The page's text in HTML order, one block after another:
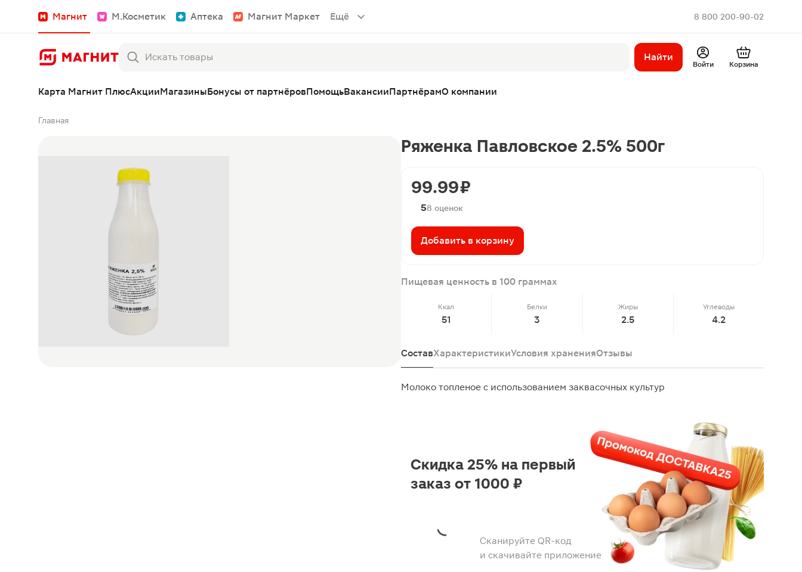
Магнит М.Косметик Аптека Магнит Маркет Ещё 8 800 200-90-02
Найти
Войти Корзина
Карта Магнит ПлюсАкцииМагазиныБонусы от партнёровПомощьВакансииПартнёрамО компании
Главная
Ряженка Павловское 2.5% 500г
99.99 ₽
58 оценок
Добавить в корзину
Пищевая ценность в 100 граммах
Ккал
51
Белки
3
Жиры
2.5
Углеводы
4.2
СоставХарактеристикиУсловия храненияОтзывы
Молоко топленое с использованием заквасочных культур
Сканируйте QR-код
и скачивайте приложение
Скидка 25% на первый
заказ от 1000 ₽